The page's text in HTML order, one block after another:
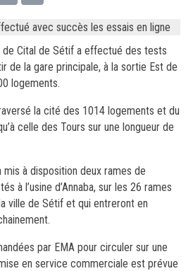
de Cital de Sétif a effectué des tests
de la gare principale, à la sortie Est de
logements.
la cité des 1014 logements et du
celle des Tours sur une longueur de
à disposition deux rames de
à l’usine d’Annaba, sur les 26 rames
ville de Sétif et qui entreront en
par EMA pour circuler sur une
en service commerciale est prévue